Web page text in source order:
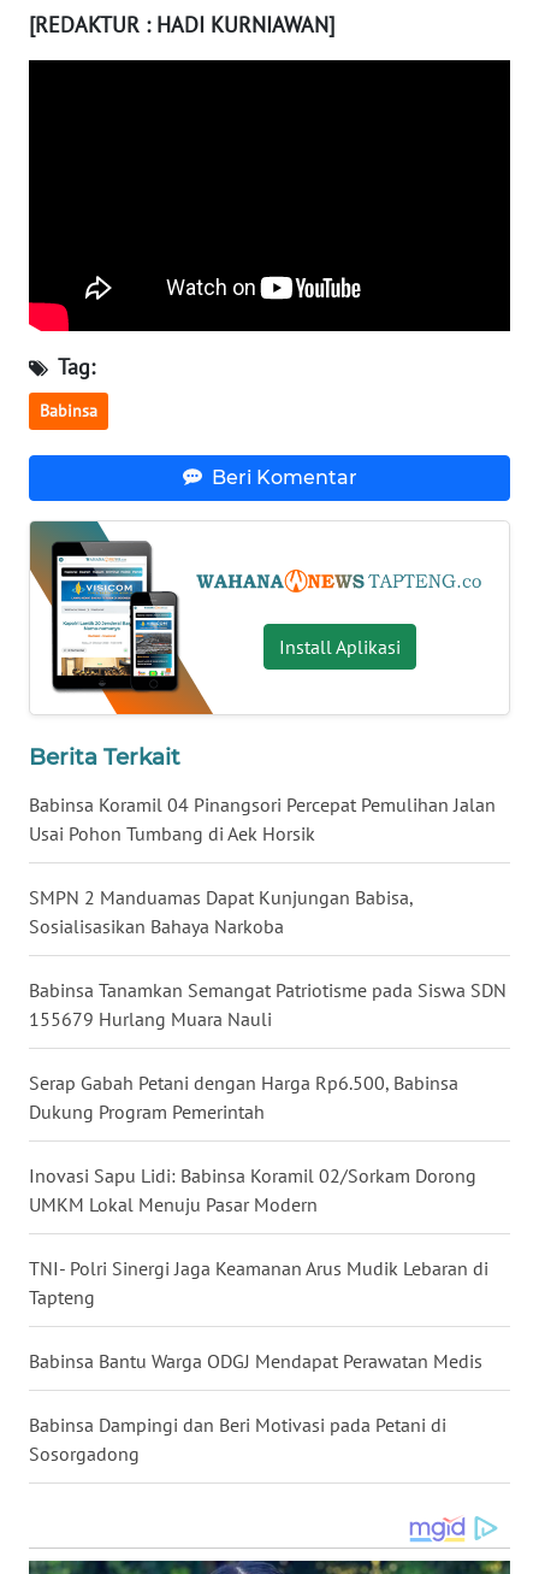
[REDAKTUR : HADI KURNIAWAN]
Tag:
Babinsa
Beri Komentar
Install Aplikasi
Berita Terkait
Babinsa Koramil 04 Pinangsori Percepat Pemulihan Jalan
Usai Pohon Tumbang di Aek Horsik
SMPN 2 Manduamas Dapat Kunjungan Babisa,
Sosialisasikan Bahaya Narkoba
Babinsa Tanamkan Semangat Patriotisme pada Siswa SDN
155679 Hurlang Muara Nauli
Serap Gabah Petani dengan Harga Rp6.500, Babinsa
Dukung Program Pemerintah
Inovasi Sapu Lidi: Babinsa Koramil 02/Sorkam Dorong
UMKM Lokal Menuju Pasar Modern
TNI- Polri Sinergi Jaga Keamanan Arus Mudik Lebaran di
Tapteng
Babinsa Bantu Warga ODGJ Mendapat Perawatan Medis
Babinsa Dampingi dan Beri Motivasi pada Petani di
Sosorgadong
WN
WN
WN
WN
KALTENG
WN
KALTARA
WN
WN
KALTIM
WN
WN
WN
MALUT
WN
DAIRI
WN
DANAU